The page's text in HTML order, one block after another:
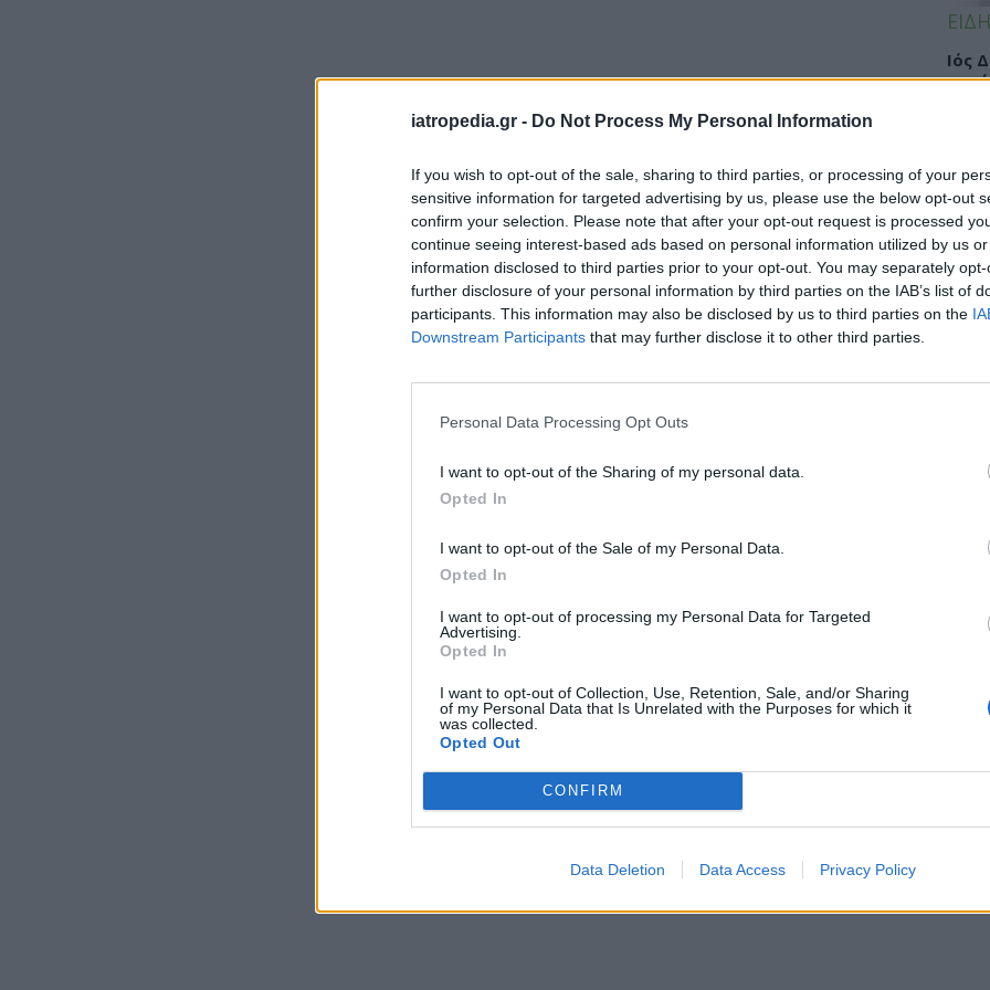
iatropedia.gr - Do Not Process My Personal Information
If you wish to opt-out of the sale, sharing to third parties, or processing of your
sensitive information for targeted advertising by us, please use the below opt-out
confirm your selection. Please note that after your opt-out request is processed
continue seeing interest-based ads based on personal information utilized by us
information disclosed to third parties prior to your opt-out. You may separately
further disclosure of your personal information by third parties on the IAB’s list of
participants. This information may also be disclosed by us to third parties on the
Downstream Participants that may further disclose it to other third parties.
Personal Data Processing Opt Outs
I want to opt-out of the Sharing of my personal data.
Opted In
I want to opt-out of the Sale of my Personal Data.
Opted In
I want to opt-out of processing my Personal Data for Targeted
Advertising.
Opted In
I want to opt-out of Collection, Use, Retention, Sale, and/or Sharing
of my Personal Data that Is Unrelated with the Purposes for which it
was collected.
Opted Out
CONFIRM
Data Deletion Data Access Privacy Policy
Ιός
Οι
νέες
Η